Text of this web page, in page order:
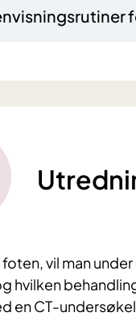
foten, vil man
hvilken
en CT-